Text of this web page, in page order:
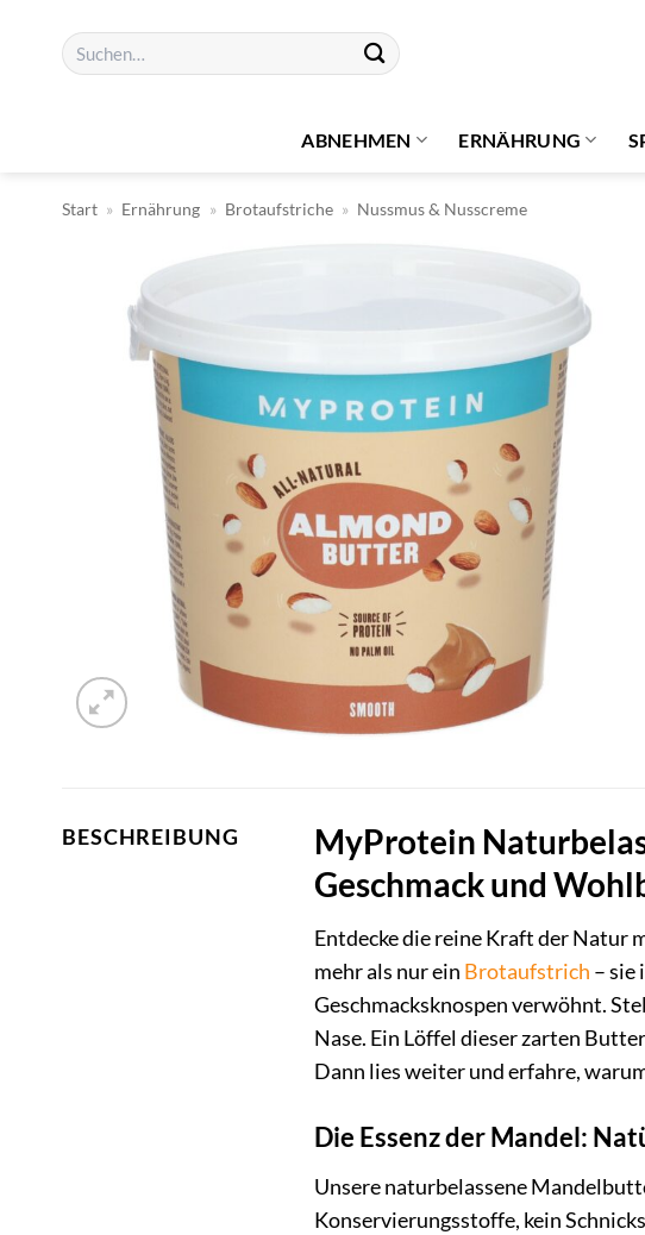
springen
Suchen
nach:
ABNEHMEN ERNÄHRUNG
Start » Ernährung » Brotaufstriche » Nussmus & Nusscreme
BESCHREIBUNG
MyProtein
Geschmack und
Entdecke die reine Kraft der Natur
mehr als nur ein Brotaufstrich – sie
Geschmacksknospen verwöhnt.
Nase. Ein Löffel dieser zarten
Dann lies weiter und erfahre,
Die Essenz der Mandel:
Unsere naturbelassene
Konservierungsstoffe, kein